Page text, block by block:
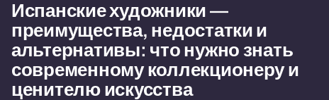
Испанские художники —
преимущества, недостатки и
альтернативы: что нужно знать
современному коллекционеру и
ценителю искусства